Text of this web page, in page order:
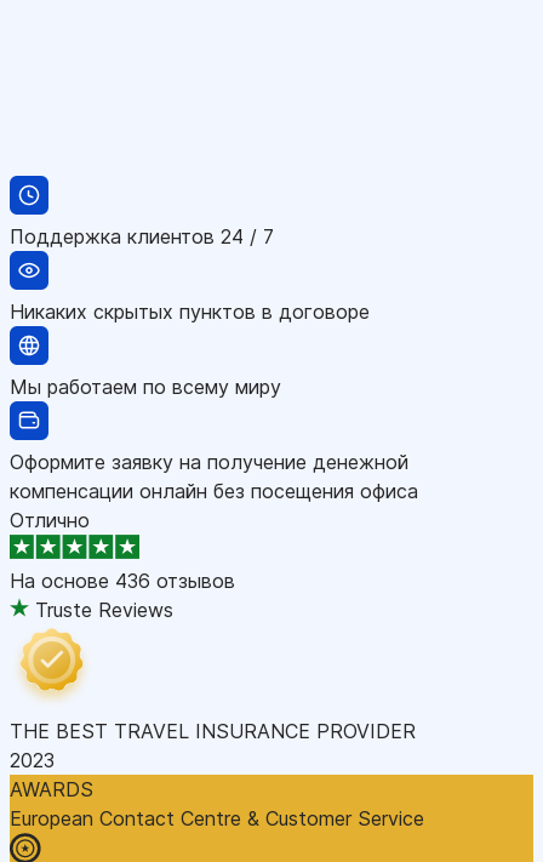
Поддержка клиентов 24 / 7
Никаких скрытых пунктов в договоре
Мы работаем по всему миру
Оформите заявку на получение денежной
компенсации онлайн без посещения офиса
Отлично
На основе 436 отзывов
Truste Reviews
THE BEST TRAVEL INSURANCE PROVIDER
2023
AWARDS
European Contact Centre & Customer Service